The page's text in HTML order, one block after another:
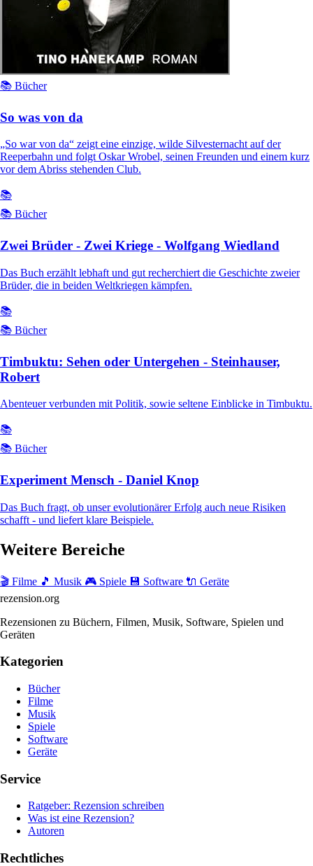
📚 Bücher
So was von da
„So war von da“ zeigt eine einzige, wilde Silvesternacht auf der
Reeperbahn und folgt Oskar Wrobel, seinen Freunden und einem kurz
vor dem Abriss stehenden Club.
📚
📚 Bücher
Zwei Brüder - Zwei Kriege - Wolfgang Wiedland
Das Buch erzählt lebhaft und gut recherchiert die Geschichte zweier
Brüder, die in beiden Weltkriegen kämpfen.
📚
📚 Bücher
Timbuktu: Sehen oder Untergehen - Steinhauser,
Robert
Abenteuer verbunden mit Politik, sowie seltene Einblicke in Timbuktu.
📚
📚 Bücher
Experiment Mensch - Daniel Knop
Das Buch fragt, ob unser evolutionärer Erfolg auch neue Risiken
schafft - und liefert klare Beispiele.
Weitere Bereiche
🎬 Filme 🎵 Musik 🎮 Spiele 💾 Software 🔌 Geräte
rezension.org
Rezensionen zu Büchern, Filmen, Musik, Software, Spielen und
Geräten
Kategorien
Bücher
Filme
Musik
Spiele
Software
Geräte
Service
Ratgeber: Rezension schreiben
Was ist eine Rezension?
Autoren
Rechtliches